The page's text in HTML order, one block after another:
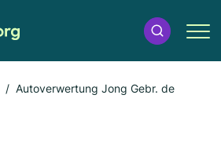
Autoverwertung Jong Gebr. de